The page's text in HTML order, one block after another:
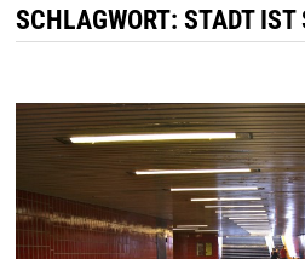
SCHLAGWORT: STADT IST